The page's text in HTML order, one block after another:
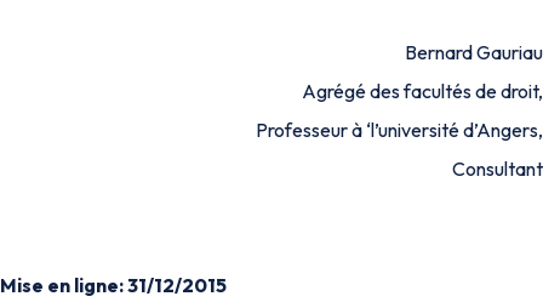
Bernard Gauriau
Agrégé des facultés de droit,
Professeur à ‘l’université d’Angers,
Consultant
Mise en ligne: 31/12/2015